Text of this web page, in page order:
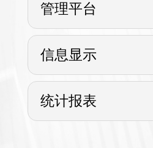
管理平台
信息显示
统计报表